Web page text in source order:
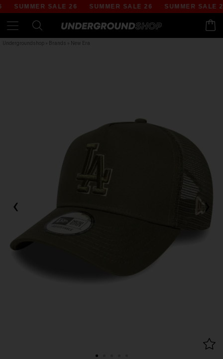
SUMMER SALE 26 SUMMER SALE 26 SUMMER SALE 26
Undergroundshop Brands New Era
‹ ›